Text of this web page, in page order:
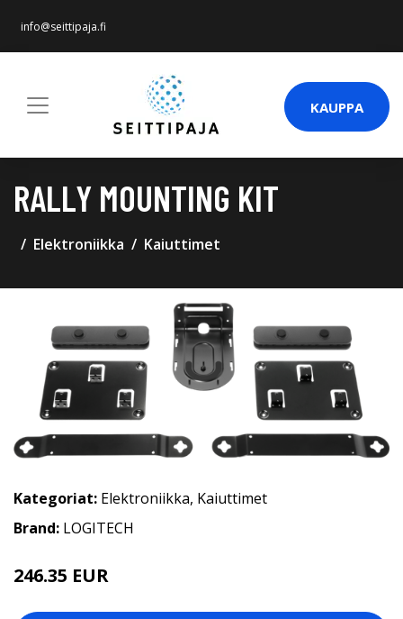
info@seittipaja.fi
KAUPPA
RALLY MOUNTING KIT
Elektroniikka Kaiuttimet
Kategoriat: Elektroniikka, Kaiuttimet
Brand: LOGITECH
246.35 EUR